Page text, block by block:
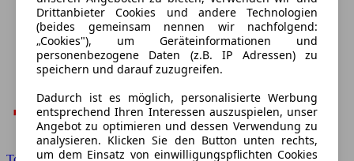
Drittanbieter Cookies und andere Technologien
(beides gemeinsam nennen wir nachfolgend:
„Cookies"), um Geräteinformationen und
personenbezogene Daten (z.B. IP Adressen) zu
speichern und darauf zuzugreifen.
Dadurch ist es möglich, personalisierte Werbung
entsprechend Ihren Interessen auszuspielen, unser
Angebot zu optimieren und dessen Verwendung zu
analysieren. Klicken Sie den Button unten rechts,
um dem Einsatz von einwilligungspflichten Cookies